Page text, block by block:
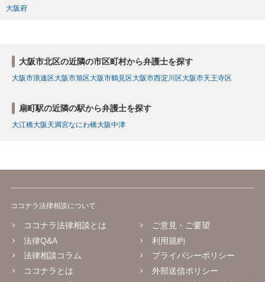
大阪府
大阪市北区の近隣の市区町村から弁護士を探す
大阪市浪速区大阪市旭区大阪市鶴見区大阪市西淀川区大阪市天王寺区
扇町駅の近隣の駅から弁護士を探す
大江橋大阪天満宮なにわ橋大阪中津
ココナラ法律相談について
ココナラ法律相談とは
法律Q&A
法律相談コラム
ココナラとは
ご意見・ご要望
利用規約
プライバシーポリシー
外部送信ポリシー